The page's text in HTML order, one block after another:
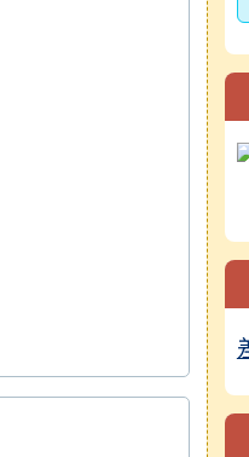
黃麴毒素之污
甄選簡章(一次
擴大為「滿6個